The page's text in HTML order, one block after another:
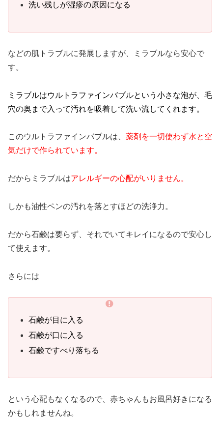
洗い残しが湿疹の原因になる
などの肌トラブルに発展しますが、ミラブルなら安心で
す。
ミラブルはウルトラファインバブルという小さな泡が、 毛
穴の奥まで入って汚れを吸着して洗い流してくれます。
このウルトラファインバブルは、 薬剤を一切使わず水と空
気だけで作られています。
だからミラブルはアレルギーの心配がいりません。
しかも油性ペンの汚れを落とすほどの洗浄力。
だから石鹸は要らず、それでいてキレイになるので安心し
て使えます。
さらには
石鹸が目に入る
石鹸が口に入る
石鹸ですべり落ちる
という心配もなくなるので、赤ちゃんもお風呂好きになる
かもしれませんね。